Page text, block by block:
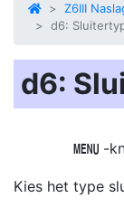
Z6III
d6:
d6:
G -
Kies het type